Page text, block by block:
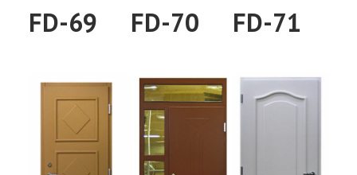
FD-69 FD-70 FD-71